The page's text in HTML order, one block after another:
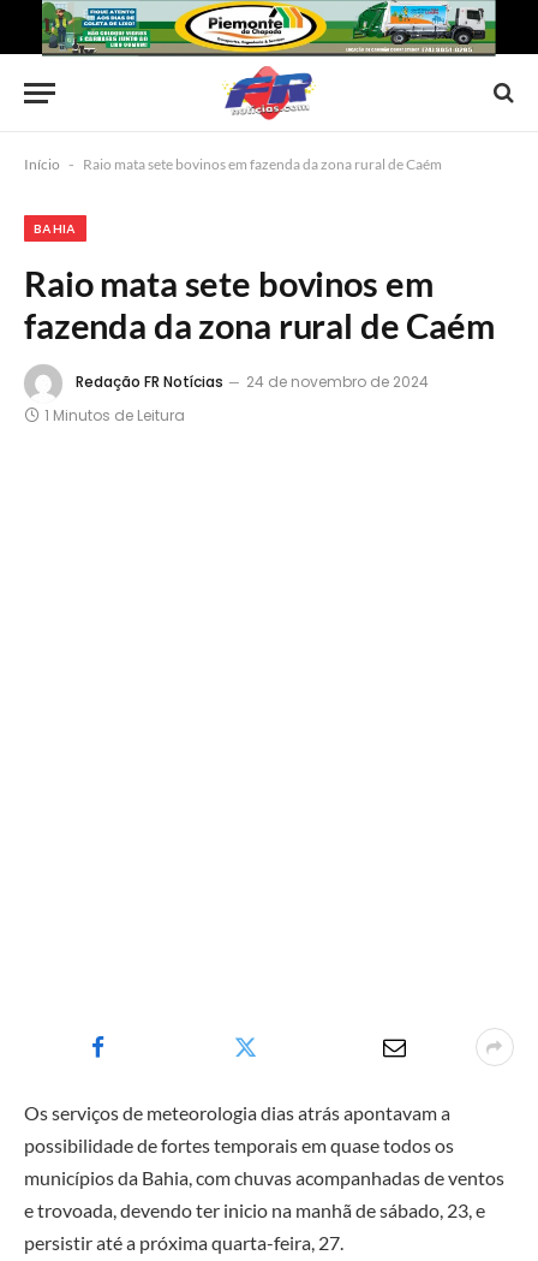
Início - Raio mata sete bovinos em fazenda da zona rural de Caém
BAHIA
Raio mata sete bovinos em
fazenda da zona rural de Caém
Redação FR Notícias
24 de novembro de 2024
1 Minutos de Leitura
Os serviços de meteorologia dias atrás apontavam a
possibilidade de fortes temporais em quase todos os
municípios da Bahia, com chuvas acompanhadas de ventos
e trovoada, devendo ter inicio na manhã de sábado, 23, e
persistir até a próxima quarta-feira, 27.